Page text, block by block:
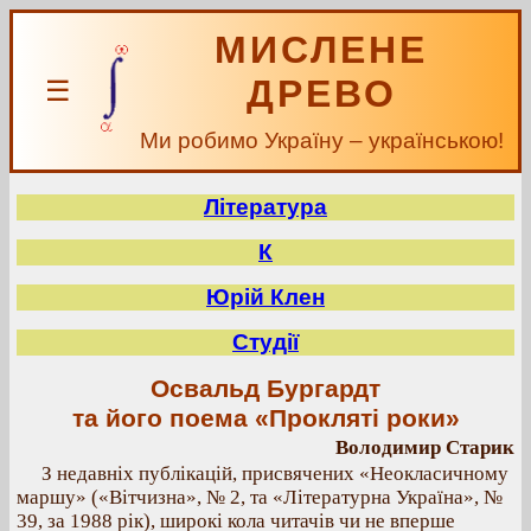
☰
МИСЛЕНЕ
ДРЕВО
Ми робимо Україну – українською!
Література
К
Юрій Клен
Студії
Освальд Бургардт
та його поема «Прокляті роки»
Володимир Старик
З недавніх публікацій, присвячених «Неокласичному
маршу» («Вітчизна», № 2, та «Літературна Україна», №
39, за 1988 рік), широкі кола читачів чи не вперше